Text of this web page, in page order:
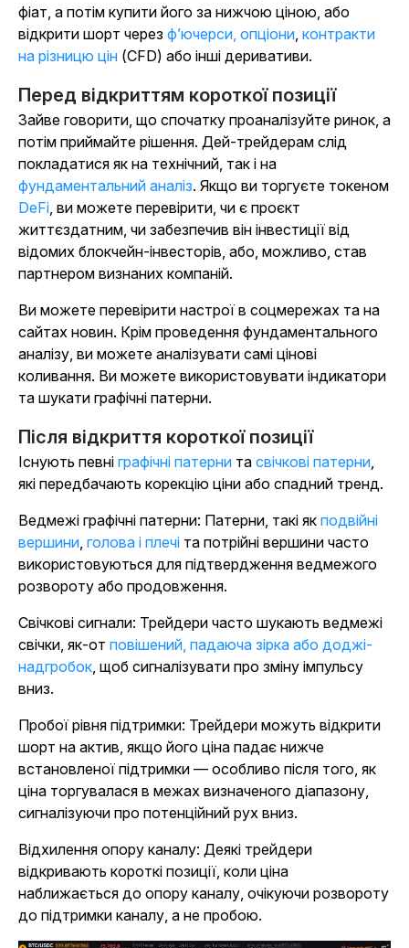
фіат, а потім купити його за нижчою ціною, або
відкрити шорт через ф’ючерси, опціони контракти
на різницю цін (CFD) або інші деривативи.
Перед відкриттям короткої позиції
Зайве говорити, що спочатку проаналізуйте ринок, а
потім приймайте рішення. Дей-трейдерам слід
покладатися як на технічний, так і на
фундаментальний аналіз. Якщо ви торгуєте токеном
DeFi , ви можете перевірити, чи є проєкт
життєздатним, чи забезпечив він інвестиції від
відомих блокчейн-інвесторів, або, можливо, став
партнером визнаних компаній.
Ви можете перевірити настрої в соцмережах та на
сайтах новин. Крім проведення фундаментального
аналізу, ви можете аналізувати самі цінові
коливання. Ви можете використовувати індикатори
та шукати графічні патерни.
Після відкриття короткої позиції
Існують певні графічні патерни та свічкові патерни
які передбачають корекцію ціни або спадний тренд.
Ведмежі графічні патерни: Патерни, такі як подвійні
вершини голова і плечі та потрійні вершини часто
використовуються для підтвердження ведмежого
розвороту або продовження.
Свічкові сигнали: Трейдери часто шукають ведмежі
свічки, як-от повішений, падаюча зірка або доджі-
надгробок , щоб сигналізувати про зміну імпульсу
вниз.
Пробої рівня підтримки: Трейдери можуть відкрити
шорт на актив, якщо його ціна падає нижче
встановленої підтримки — особливо після того, як
ціна торгувалася в межах визначеного діапазону,
сигналізуючи про потенційний рух вниз.
Відхилення опору каналу: Деякі трейдери
відкривають короткі позиції, коли ціна
наближається до опору каналу, очікуючи розвороту
до підтримки каналу, а не пробою.